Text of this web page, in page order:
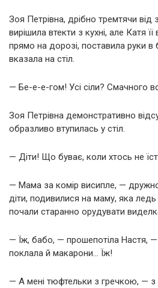
Зоя Петрівна, дрібно тремтячи від
вирішила втекти з кухні, але Катя
прямо на дорозі, поставила руки
вказала на стіл.
— Бе-е-е-гом! Усі сіли? Смачного
Зоя Петрівна демонстративно
образливо втупилась у стіл.
— Діти! Що буває, коли хтось не
— Мама за комір висипле, —
діти, подивилися на маму, яка
почали старанно орудувати
— Їж, бабо, — прошепотіла Настя, —
поклала й макарони… Їж!
— А мені тюфтельки з гречкою, — з